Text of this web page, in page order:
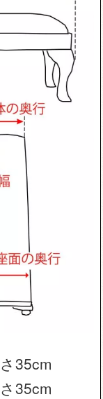
35cm
35cm